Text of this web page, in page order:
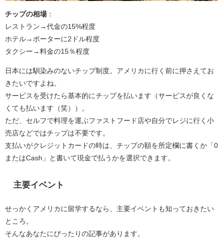
チップの相場：
レストラン→代金の15%程度
ホテル→ポーターに2ドル程度
タクシー→料金の15％程度
日本には馴染みのないチップ制度。アメリカに行く前に押さえてお
きたいですよね。
サービスを受けたら基本的にチップを払います（サービスが良くな
くても払います（笑））。
ただ、セルフで料理を運ぶファストフード店や自分でレジに行く小
売店などではチップは不要です。
支払いがクレジットカードの時は、チップの額を所定欄に書くか「0
またはCash」と書いて現金で払うかを選択できます。
主要イベント
せっかくアメリカに留学するなら、主要イベントも知っておきたい
ところ。
そんなあなたにぴったりの記事があります。